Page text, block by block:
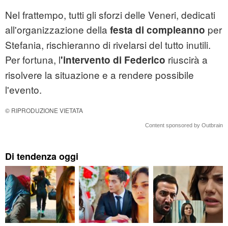
Nel frattempo, tutti gli sforzi delle Veneri, dedicati
all'organizzazione della festa di compleanno per
Stefania, rischieranno di rivelarsi del tutto inutili.
Per fortuna, l'intervento di Federico riuscirà a
risolvere la situazione e a rendere possibile
l'evento.
© RIPRODUZIONE VIETATA
Content sponsored by Outbrain
Di tendenza oggi